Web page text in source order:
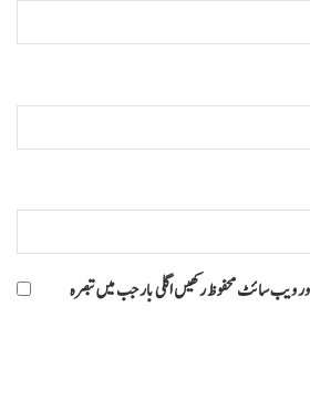
ویب سائٹ محفوظ رکھیں اگلی بار جب میں تبصرہ